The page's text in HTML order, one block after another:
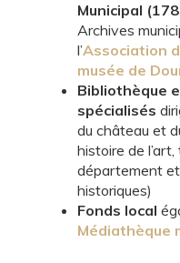
Municipal
Archives
l’Association
musée de
Bibliothèque
spécialisés
du château et
histoire de
département
historiques)
Fonds local
Médiathèque